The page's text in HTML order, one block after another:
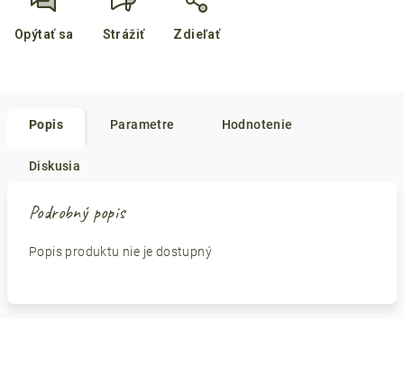
Opýtať sa Strážiť Zdieľať
Popis Parametre Hodnotenie
Diskusia
Podrobný popis
Popis produktu nie je dostupný